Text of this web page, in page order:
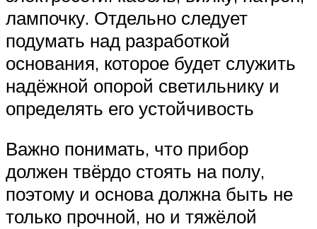
лампочку. Отдельно следует
подумать над разработкой
основания, которое будет служить
надёжной опорой светильнику и
определять его устойчивость
Важно понимать, что прибор
должен твёрдо стоять на полу,
поэтому и основа должна быть не
только прочной, но и тяжёлой